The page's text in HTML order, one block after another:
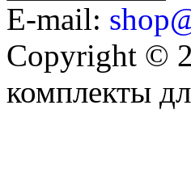
E-mail:
Copyright ©
комплекты